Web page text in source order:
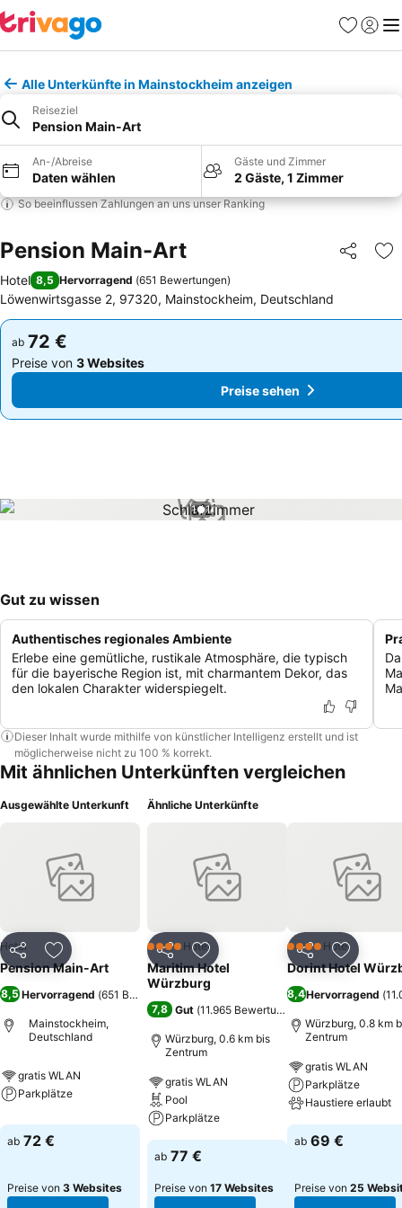
Favoriten
Alle Unterkünfte in Mainstockheim anzeigen
Reiseziel
Pension Main-Art
An-/Abreise
Daten wählen
Gäste und Zimmer
2 Gäste, 1 Zimmer
So beeinflussen Zahlungen an uns unser Ranking
Pension Main-Art Teilen
Hotel 8,5 Hervorragend (651 Bewertungen)
Löwenwirtsgasse 2, 97320, Mainstockheim, Deutschland
ab 72 €
Preise von 3 Websites
Preise sehen
ab 72 €
Preise von 3 Websites
Preise sehen
1 / 1
Gut zu wissen
Authentisches regionales Ambiente
Erlebe eine gemütliche, rustikale Atmosphäre, die typisch
für die bayerische Region ist, mit charmantem Dekor, das
den lokalen Charakter widerspiegelt.
Dieser Inhalt wurde mithilfe von künstlicher Intelligenz erstellt und ist
möglicherweise nicht zu 100 % korrekt.
Mit ähnlichen Unterkünften vergleichen
Ausgewählte Unterkunft
Teilen Zu Favoriten hinzufügen
Hotel
Pension Main-Art
8,5 Hervorragend (651 Bewertungen
Mainstockheim,
Deutschland
gratis WLAN
Parkplätze
ab 72 €
Preise von 3 Websites
Ähnliche Unterkünfte
Teilen Zu Favoriten hinzufügen
4 SterneHotel
Maritim Hotel
Würzburg
7,8 Gut (11.965 Bewertungen
Würzburg, 0.6 km bis
Zentrum
gratis WLAN
Pool
Parkplätze
ab 77 €
Preise von 17 Websites
Teilen Zu
4 SterneHotel
Dorint Hotel
8,4Hervorragend (
Würzburg, 0.8 km
Zentrum
gratis WLAN
Parkplätze
Haustiere erlaubt
ab 69 €
Preise von 25